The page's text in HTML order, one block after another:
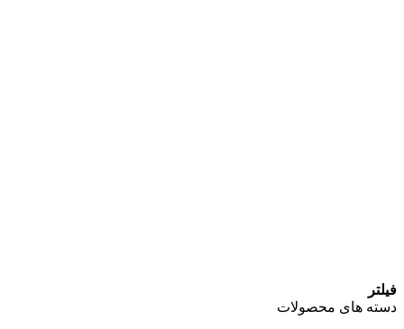
فیلتر
دسته های محصولات